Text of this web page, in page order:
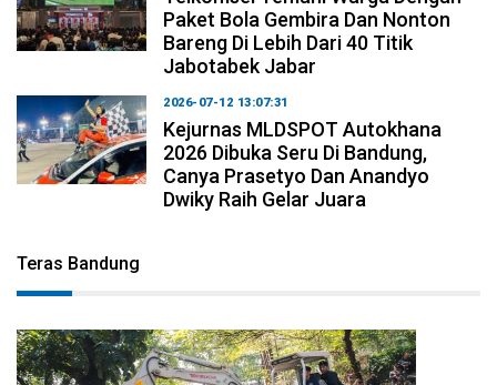
Paket Bola Gembira Dan Nonton
Bareng Di Lebih Dari 40 Titik
Jabotabek Jabar
2026-07-12 13:07:31
Kejurnas MLDSPOT Autokhana
2026 Dibuka Seru Di Bandung,
Canya Prasetyo Dan Anandyo
Dwiky Raih Gelar Juara
Teras Bandung